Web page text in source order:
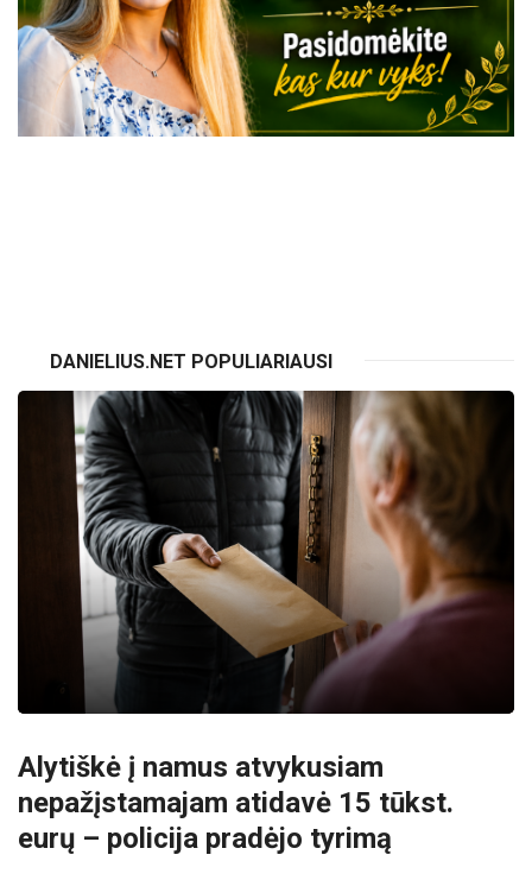
DANIELIUS.NET POPULIARIAUSI
Alytiškė į namus atvykusiam
nepažįstamajam atidavė 15 tūkst.
eurų – policija pradėjo tyrimą